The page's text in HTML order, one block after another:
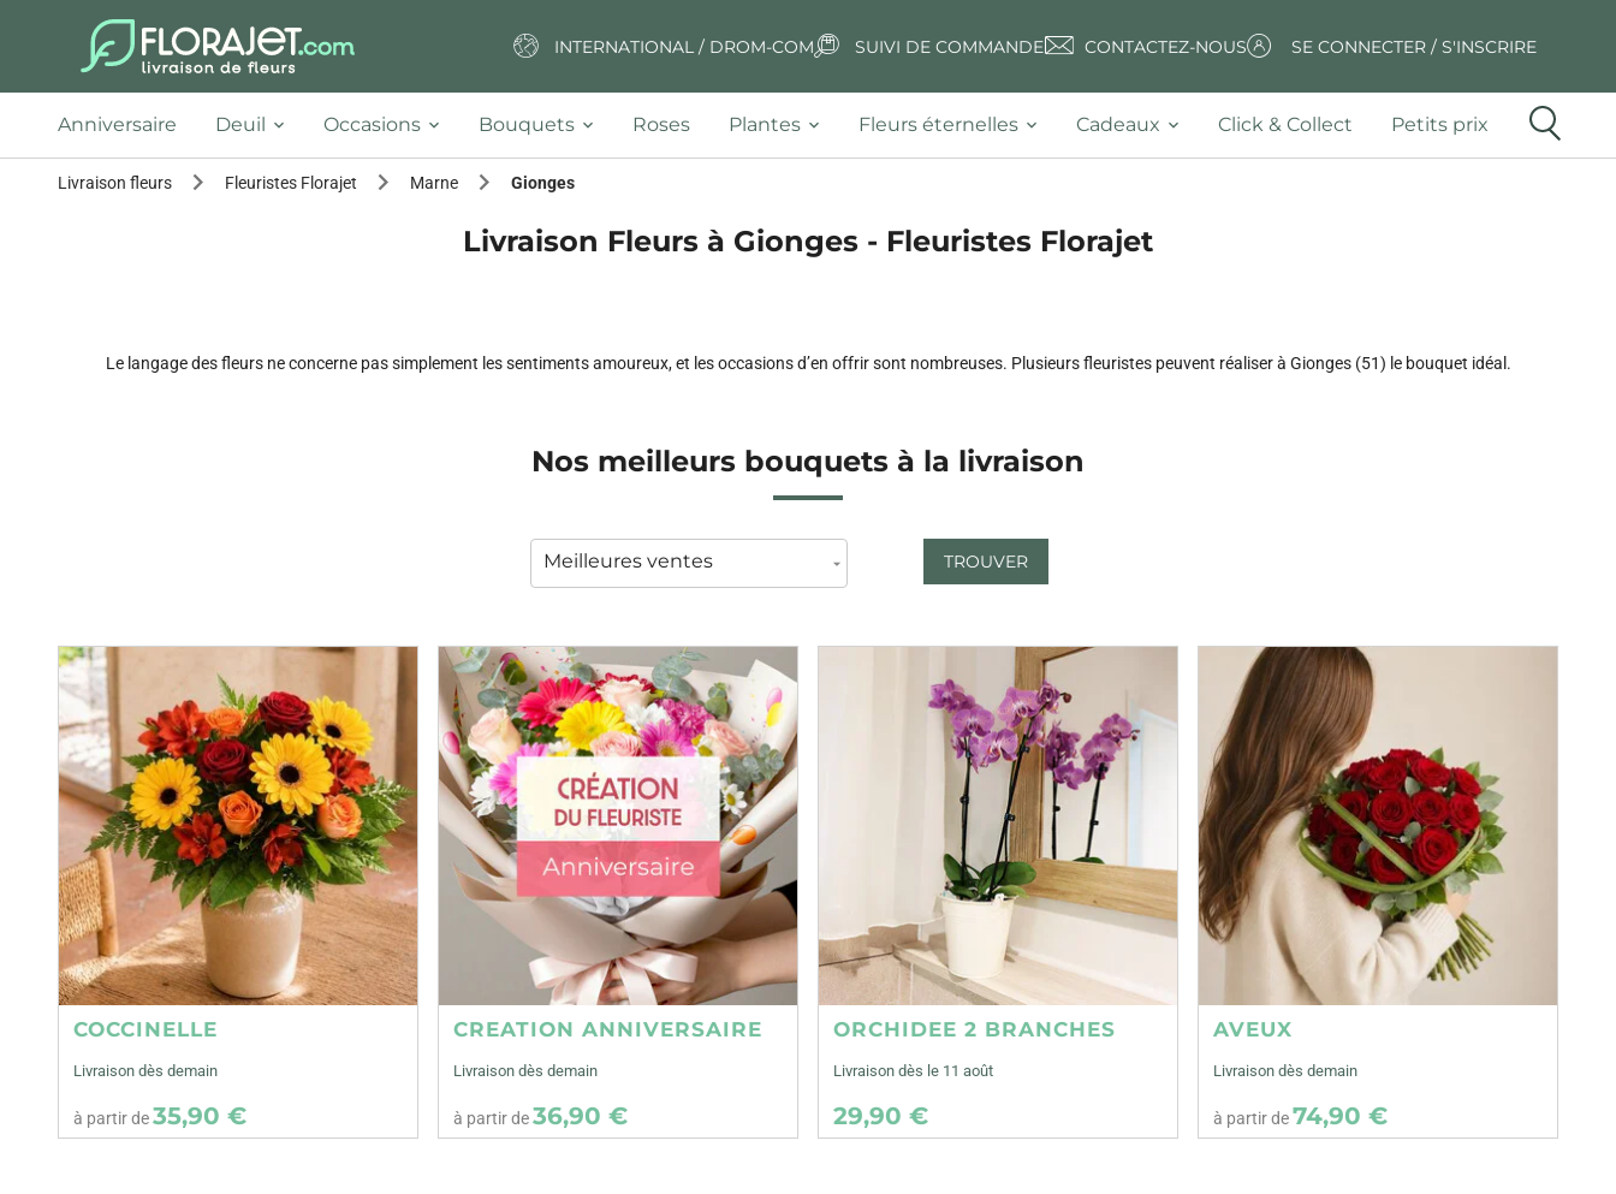
INTERNATIONAL / DROM-COM SUIVI DE COMMANDE CONTACTEZ-NOUS SE CONNECTER / S'INSCRIRE
Anniversaire Deuil Occasions Bouquets Roses Plantes Fleurs éternelles Cadeaux Click & Collect Petits prix
Livraison fleurs Fleuristes Florajet Marne Gionges
Livraison Fleurs à Gionges - Fleuristes Florajet
Le langage des fleurs ne concerne pas simplement les sentiments amoureux, et les occasions d’en offrir sont nombreuses. Plusieurs fleuristes peuvent réaliser à Gionges (51) le bouquet idéal.
Nos meilleurs bouquets à la livraison
TROUVER
COCCINELLE
Livraison dès demain
à partir de35,90 €
CREATION ANNIVERSAIRE
Livraison dès demain
à partir de36,90 €
ORCHIDEE 2 BRANCHES
Livraison dès le 11 août
29,90 €
AVEUX
Livraison dès demain
à partir de74,90 €